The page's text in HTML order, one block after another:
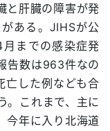
と肝臓の障害が発
ある。JIHSが公
までの感染症発
告数は963件なの
亡した例なども合
。これまで、主に
今年に入り北海道